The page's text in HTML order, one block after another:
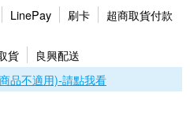
LinePay 刷卡 超商取貨付款
貨
良興配送
品不適用)-請點我看